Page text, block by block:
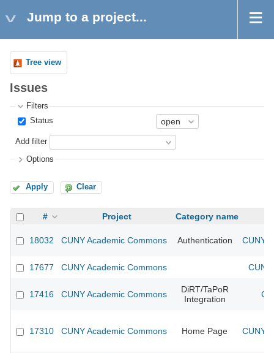
Jump to a project...
Tree view
Issues
Filters
Status
Add filter
Options
Apply Clear
# Project Category name
18032 CUNY Academic Commons Authentication CUNY
17677 CUNY Academic Commons
17416 CUNY Academic Commons
DiRT/TaPoR
Integration
17310 CUNY Academic Commons Home Page CUNY